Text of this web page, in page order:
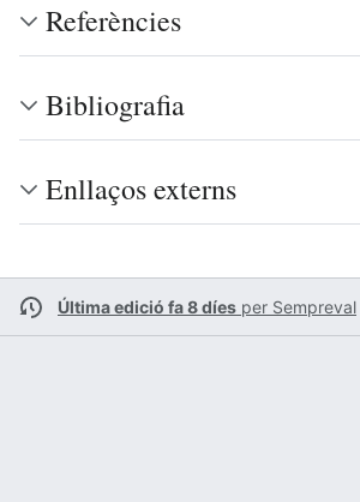
Referències
Bibliografia
Enllaços externs
Última edició fa 8 díes per Sempreval